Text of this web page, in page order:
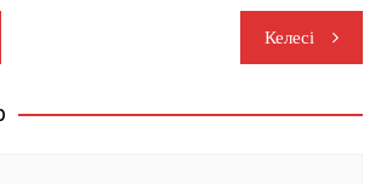
r ть
Келесі